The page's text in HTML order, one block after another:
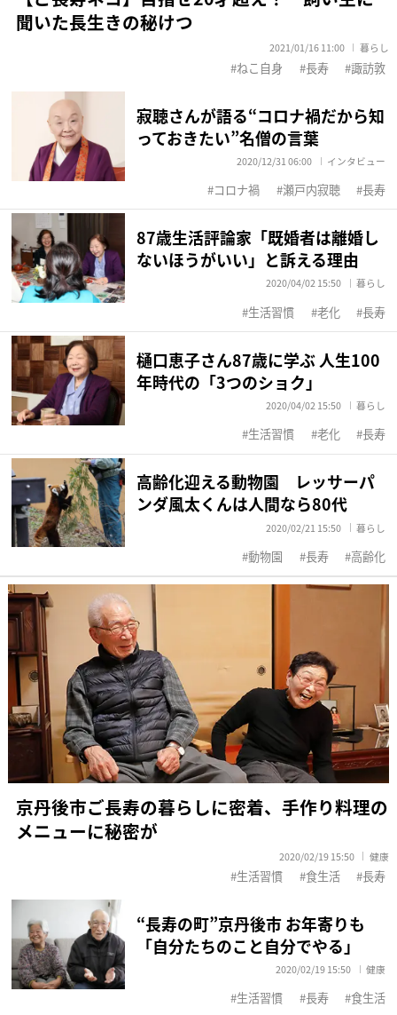
聞いた長生きの秘けつ
2021/01/16 11:00 暮らし
ねこ自身 長寿 諏訪敦
寂聴さんが語る“コロナ禍だから知
っておきたい”名僧の言葉
2020/12/31 06:00 インタビュー
コロナ禍 瀬戸内寂聴 長寿
87歳生活評論家「既婚者は離婚し
ないほうがいい」と訴える理由
2020/04/02 15:50 暮らし
生活習慣 老化 長寿
樋口恵子さん87歳に学ぶ 人生100
年時代の「3つのショク」
2020/04/02 15:50 暮らし
生活習慣 老化 長寿
高齢化迎える動物園 レッサーパ
ンダ風太くんは人間なら80代
2020/02/21 15:50 暮らし
動物園 長寿 高齢化
京丹後市ご長寿の暮らしに密着、手作り料理の
メニューに秘密が
2020/02/19 15:50 健康
生活習慣 食生活 長寿
“長寿の町”京丹後市 お年寄りも
「自分たちのこと自分でやる」
2020/02/19 15:50 健康
生活習慣 長寿 食生活